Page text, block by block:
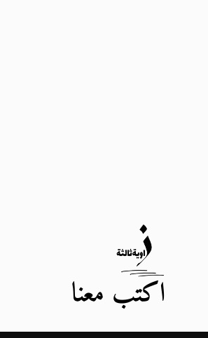
اكتب معنا